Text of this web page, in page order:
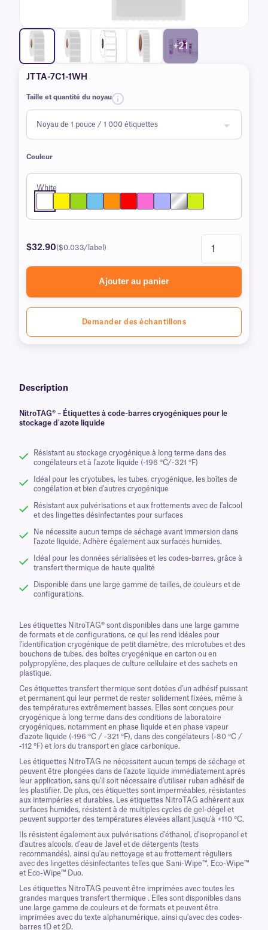
+21
JTTA-7C1-1WH
Taille et quantité du noyau
Couleur
White
$32.90($0.033/label)
Ajouter au panier
Demander des échantillons
Description
NitroTAG® – Étiquettes à code-barres cryogéniques pour le
stockage d'azote liquide
Résistant au stockage cryogénique à long terme dans des
congélateurs et à l'azote liquide (-196 °C/-321 °F)
Idéal pour les cryotubes, les tubes, cryogénique, les boîtes de
congélation et bien d'autres cryogénique
Résistant aux pulvérisations et aux frottements avec de l'alcool
et des lingettes désinfectantes pour surfaces
Ne nécessite aucun temps de séchage avant immersion dans
l'azote liquide. Adhère également aux surfaces humides.
Idéal pour les données sérialisées et les codes-barres, grâce à
transfert thermique de haute qualité
Disponible dans une large gamme de tailles, de couleurs et de
configurations.
Les étiquettes NitroTAG® sont disponibles dans une large gamme
de formats et de configurations, ce qui les rend idéales pour
l'identification cryogénique de petit diamètre, des microtubes et des
bouchons de tubes, des boîtes cryogénique en carton ou en
polypropylène, des plaques de culture cellulaire et des sachets en
plastique.
Ces étiquettes transfert thermique sont dotées d'un adhésif puissant
et permanent qui leur permet de rester solidement fixées, même à
des températures extrêmement basses. Elles sont conçues pour
cryogénique à long terme dans des conditions de laboratoire
cryogéniques, notamment en phase liquide et en phase vapeur
d'azote liquide (-196 °C / -321 °F), dans des congélateurs (-80 °C /
-112 °F) et lors du transport en glace carbonique.
Les étiquettes NitroTAG ne nécessitent aucun temps de séchage et
peuvent être plongées dans de l'azote liquide immédiatement après
leur application, sans qu'il soit nécessaire d'utiliser ruban adhésif de
les plastifier. De plus, ces étiquettes sont imperméables, résistantes
aux intempéries et durables. Les étiquettes NitroTAG adhèrent aux
surfaces humides, résistent à de multiples cycles de gel-dégel et
peuvent supporter des températures élevées allant jusqu'à +110 °C.
Ils résistent également aux pulvérisations d'éthanol, d'isopropanol et
d'autres alcools, d'eau de Javel et de détergents (tests
recommandés), ainsi qu'au nettoyage et au frottement réguliers
avec des lingettes désinfectantes telles que Sani-Wipe™, Eco-Wipe™
et Eco-Wipe™ Duo.
Les étiquettes NitroTAG peuvent être imprimées avec toutes les
grandes marques transfert thermique . Elles sont disponibles dans
une large gamme de couleurs et de formats et peuvent être
imprimées avec du texte alphanumérique, ainsi qu'avec des codes-
barres 1D et 2D.